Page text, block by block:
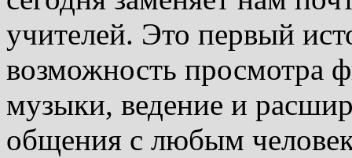
учителей. Это первый
возможность просмотра
музыки, ведение и
общения с любым